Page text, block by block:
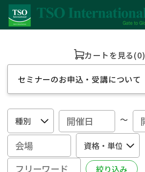
カートを見る(0)
セミナーのお申込・受講について
～